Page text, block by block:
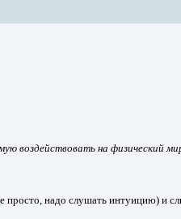
воздействовать на физический
просто, надо слушать интуицию) и